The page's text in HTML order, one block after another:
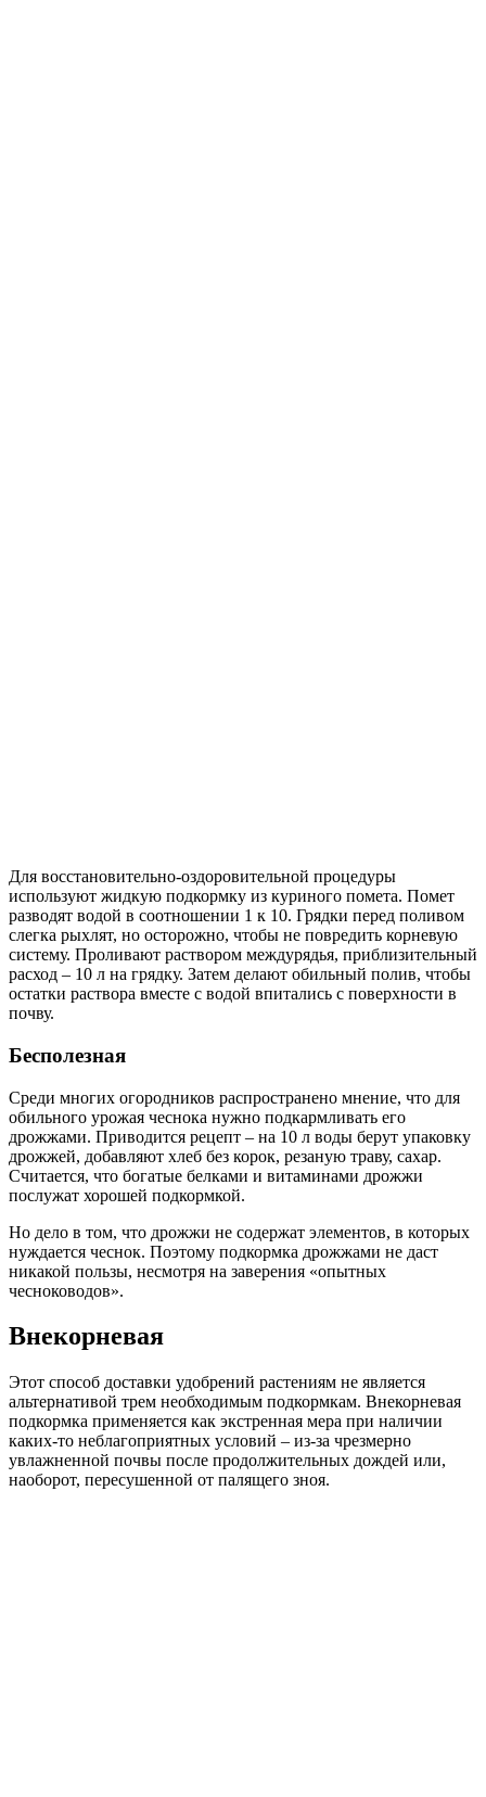
Для восстановительно-оздоровительной процедуры
используют жидкую подкормку из куриного помета. Помет
разводят водой в соотношении 1 к 10. Грядки перед поливом
слегка рыхлят, но осторожно, чтобы не повредить корневую
систему. Проливают раствором междурядья, приблизительный
расход – 10 л на грядку. Затем делают обильный полив, чтобы
остатки раствора вместе с водой впитались с поверхности в
почву.
Бесполезная
Среди многих огородников распространено мнение, что для
обильного урожая чеснока нужно подкармливать его
дрожжами. Приводится рецепт – на 10 л воды берут упаковку
дрожжей, добавляют хлеб без корок, резаную траву, сахар.
Считается, что богатые белками и витаминами дрожжи
послужат хорошей подкормкой.
Но дело в том, что дрожжи не содержат элементов, в которых
нуждается чеснок. Поэтому подкормка дрожжами не даст
никакой пользы, несмотря на заверения «опытных
чесноководов».
Внекорневая
Этот способ доставки удобрений растениям не является
альтернативой трем необходимым подкормкам. Внекорневая
подкормка применяется как экстренная мера при наличии
каких-то неблагоприятных условий – из-за чрезмерно
увлажненной почвы после продолжительных дождей или,
наоборот, пересушенной от палящего зноя.